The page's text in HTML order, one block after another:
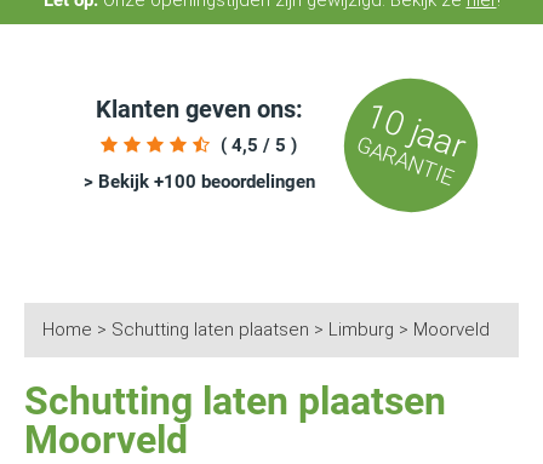
Klanten geven ons:
( 4,5 / 5 )
> Bekijk +100 beoordelingen
10 jaar
GARANTIE
Home > Schutting laten plaatsen > Limburg > Moorveld
Schutting laten plaatsen
Moorveld